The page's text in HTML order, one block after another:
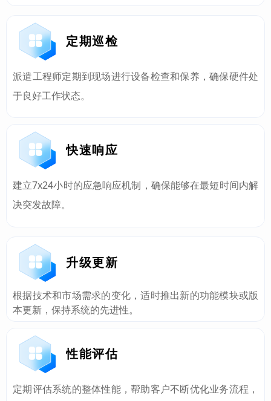
定期巡检
派遣工程师定期到现场进行设备检查和保养，确保硬件处
于良好工作状态。
快速响应
建立7x24小时的应急响应机制，确保能够在最短时间内解
决突发故障。
升级更新
根据技术和市场需求的变化，适时推出新的功能模块或版
本更新，保持系统的先进性。
性能评估
定期评估系统的整体性能，帮助客户不断优化业务流程，